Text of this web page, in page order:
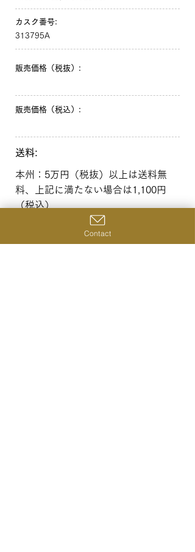
カスク番号:
313795A
販売価格（税抜）:
販売価格（税込）:
送料:
本州：5万円（税抜）以上は送料無
料、上記に満たない場合は1,100円
（税込）
北海道・沖縄：10万円（税抜）以上
は送料無料、上記に満たない場合は
Contact